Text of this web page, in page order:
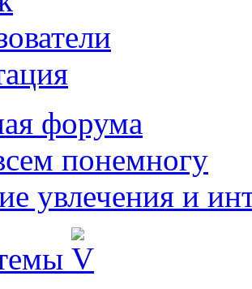
форума
понемногу
увлечения и